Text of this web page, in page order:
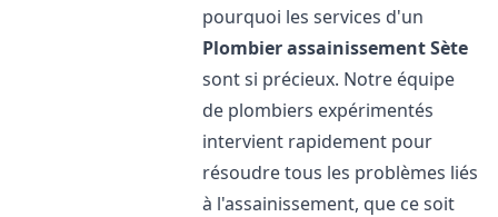
pourquoi les services d'un
Plombier assainissementSète
sont si précieux. Notre équipe
de plombiers expérimentés
intervient rapidement pour
résoudre tous les problèmes liés
à l'assainissement, que ce soit